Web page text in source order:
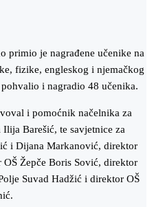
primio je nagrađene učenike na
fizike, engleskog i njemačkog
i nagradio 48 učenika.
i pomoćnik načelnika za
Barešić, te savjetnice za
i Dijana Markanović, direktor
Žepče Boris Sović, direktor
Suvad Hadžić i direktor OŠ